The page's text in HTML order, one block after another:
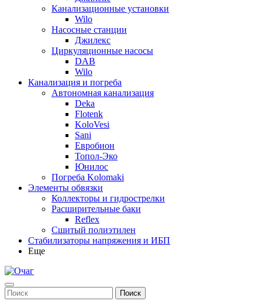
Канализационные установки
Wilo
Насосные станции
Джилекс
Циркуляционные насосы
DAB
Wilo
Канализация и погреба
Автономная канализация
Deka
Flotenk
KoloVesi
Sani
Евробион
Топол-Эко
Юнилос
Погреба Kolomaki
Элементы обвязки
Коллекторы и гидрострелки
Расширительные баки
Reflex
Сшитый полиэтилен
Стабилизаторы напряжения и ИБП
Еще